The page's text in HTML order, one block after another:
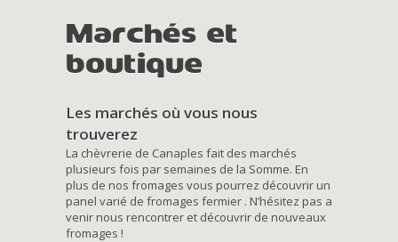
Marchés et
boutique
Les marchés où vous nous
trouverez
La chèvrerie de Canaples fait des marchés
plusieurs fois par semaines de la Somme. En
plus de nos fromages vous pourrez découvrir un
panel varié de fromages fermier . N’hésitez pas a
venir nous rencontrer et découvrir de nouveaux
fromages !